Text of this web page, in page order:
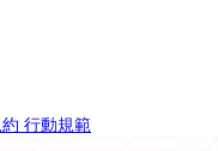
行動規範